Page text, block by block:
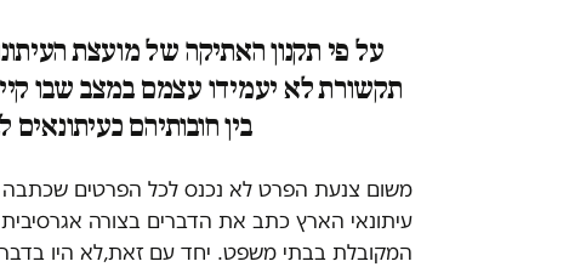
על פי תקנון האתיקה של מועצת
תקשורת לא יעמידו עצמם במצב שבו
בין חובותיהם
משום צנעת הפרט לא נכנס לכל הפרטים
עיתונאי הארץ כתב את הדברים בצורה
המקובלת בבתי משפט. יחד עם זאת,לא היו